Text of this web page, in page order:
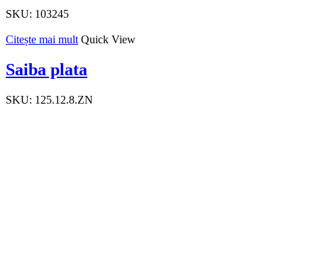
SKU: 103245
Citește mai mult Quick View
Saiba plata
SKU: 125.12.8.ZN